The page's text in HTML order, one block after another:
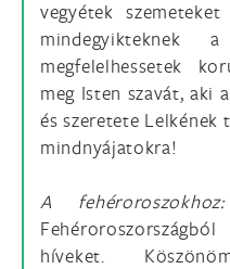
vegyétek
mindegyikteknek
megfelelhessetek
meg Isten szavát, aki
és szeretete Lelkének
mindnyájatokra!
A
híveket.